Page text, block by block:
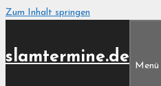
Zum Inhalt springen
slamtermine.de
Menü